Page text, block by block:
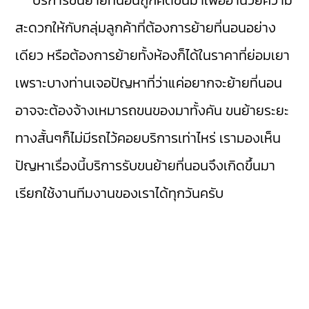
สะดวกให้กับกลุ่มลูกค้าที่ต้องการย้ายที่นอนอย่าง
เดียว หรือต้องการย้ายทั้งห้องก็ได้ในราคาที่ย่อมเยา
เพราะบางท่านเจอปัญหาที่ว่าแค่อยากจะย้ายที่นอน
อาจจะต้องจ้างเหมารถขนของมาทั้งคัน ขนย้ายระยะ
ทางสั้นๆก็ไม่มีรถไว้คอยบริการเท่าไหร่ เรามองเห็น
ปัญหาเรื่องนี้บริการรับขนย้ายที่นอนจึงเกิดขึ้นมา
เรียกใช้งานทีมงานของเราได้ทุกวันครับ